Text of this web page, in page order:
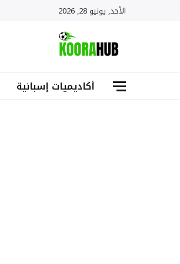
الأحد, يونيو 28, 2026
أكاديميات إسبانية